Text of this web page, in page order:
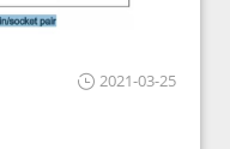
2021-03-25